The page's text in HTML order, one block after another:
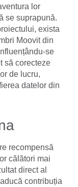
lor
se suprapună.
exista
Moovit din
se
să corecteze
de lucru,
datelor din
recompensă
călători mai
direct al
contribuția